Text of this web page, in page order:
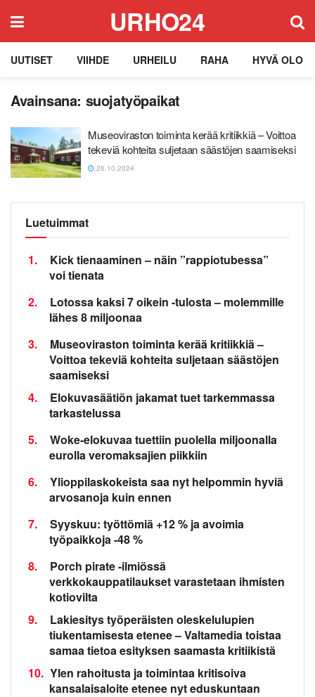
URHO24
UUTISET VIIHDE URHEILU RAHA HYVÄ OLO
Avainsana: suojatyöpaikat
Museoviraston toiminta kerää kritiikkiä – Voittoa
tekeviä kohteita suljetaan säästöjen saamiseksi
26.10.2024
Luetuimmat
1.
Kick tienaaminen – näin ”rappiotubessa”
voi tienata
2.
Lotossa kaksi 7 oikein -tulosta – molemmille
lähes 8 miljoonaa
3.
Museoviraston toiminta kerää kritiikkiä –
Voittoa tekeviä kohteita suljetaan säästöjen
saamiseksi
4.
Elokuvasäätiön jakamat tuet tarkemmassa
tarkastelussa
5.
Woke-elokuvaa tuettiin puolella miljoonalla
eurolla veromaksajien piikkiin
6.
Ylioppilaskokeista saa nyt helpommin hyviä
arvosanoja kuin ennen
7.
Syyskuu: työttömiä +12 % ja avoimia
työpaikkoja -48 %
8.
Porch pirate -ilmiössä
verkkokauppatilaukset varastetaan ihmisten
kotiovilta
9.
Lakiesitys työperäisten oleskelulupien
tiukentamisesta etenee – Valtamedia toistaa
samaa tietoa esityksen saamasta kritiikistä
10. Ylen rahoitusta ja toimintaa kritisoiva
kansalaisaloite etenee nyt eduskuntaan